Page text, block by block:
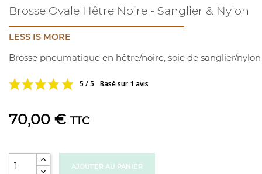
Brosse Ovale Hêtre Noire - Sanglier & Nylon
LESS IS MORE
Brosse pneumatique en hêtre/noire, soie de sanglier/nylon
5 / 5 Basé sur 1 avis
70,00 € TTC
AJOUTER AU PANIER